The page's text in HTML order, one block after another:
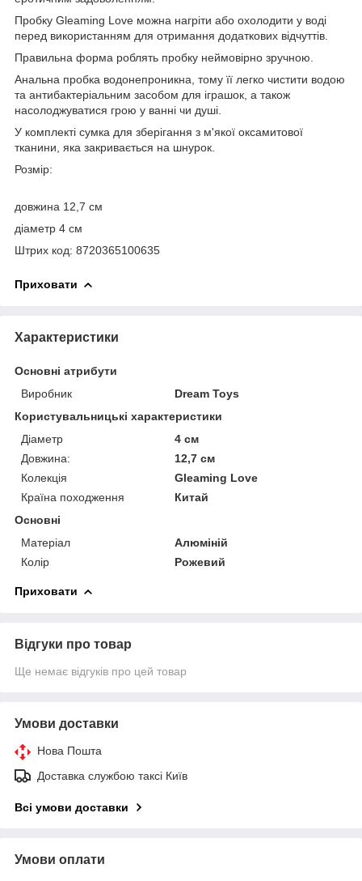
Пробку Gleaming Love можна нагріти або охолодити у воді
перед використанням для отримання додаткових відчуттів.
Правильна форма роблять пробку неймовірно зручною.
Анальна пробка водонепроникна, тому її легко чистити водою
та антибактеріальним засобом для іграшок, а також
насолоджуватися грою у ванні чи душі.
У комплекті сумка для зберігання з м'якої оксамитової
тканини, яка закривається на шнурок.
Розмір:
довжина 12,7 см
діаметр 4 см
Штрих код: 8720365100635
Приховати
Характеристики
Основні атрибути
Виробник
Dream Toys
Користувальницькі характеристики
Діаметр
4 см
Довжина:
12,7 см
Колекція
Gleaming Love
Країна походження
Китай
Основні
Матеріал
Алюміній
Колір
Рожевий
Приховати
Відгуки про товар
Ще немає відгуків про цей товар
Умови доставки
Нова Пошта
Доставка службою таксі Київ
Всі умови доставки
Умови оплати